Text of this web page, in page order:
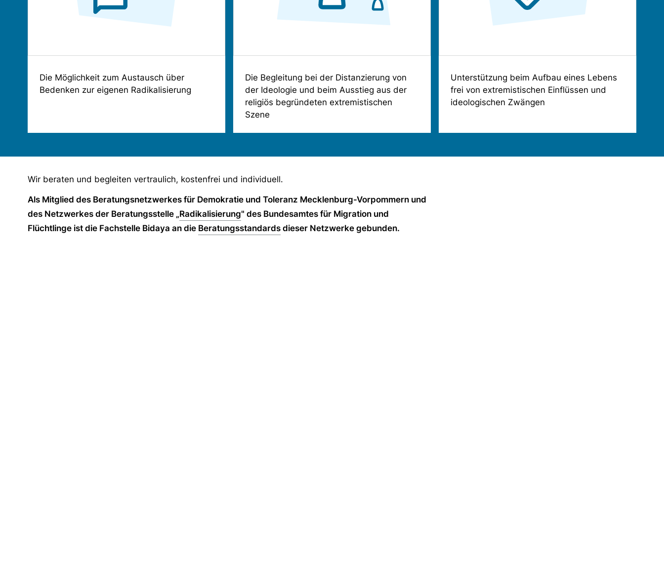
Die Möglichkeit zum Austausch über
Bedenken zur eigenen Radikalisierung
Die Begleitung bei der Distanzierung von
der Ideologie und beim Ausstieg aus der
religiös begründeten extremistischen
Szene
Unterstützung beim Aufbau eines Lebens
frei von extremistischen Einflüssen und
ideologischen Zwängen
Wir beraten und begleiten vertraulich, kostenfrei und individuell.
Als Mitglied des Beratungsnetzwerkes für Demokratie und Toleranz Mecklenburg-Vorpommern und
des Netzwerkes der Beratungsstelle „Radikalisierung" des Bundesamtes für Migration und
Flüchtlinge ist die Fachstelle Bidaya an die Beratungsstandards dieser Netzwerke gebunden.